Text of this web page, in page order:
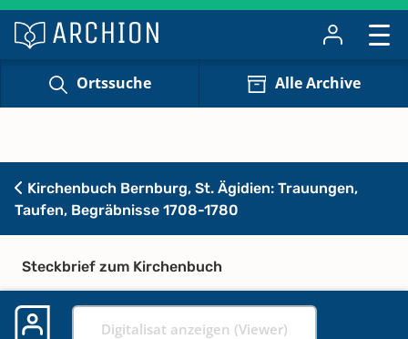
Ortssuche Alle Archive
Kirchenbuch Bernburg, St. Ägidien: Trauungen,
Taufen, Begräbnisse 1708-1780
Steckbrief zum Kirchenbuch
Digitalisat anzeigen (Viewer)